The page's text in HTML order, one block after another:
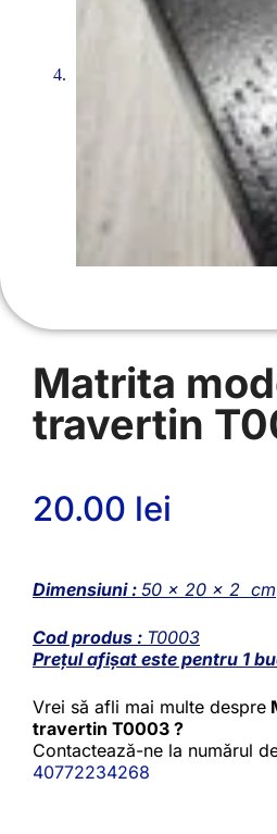
Matrita
travertin
20.00 lei
Dimensiuni : 50 x 20 x 2 cm
Cod produs : T0003
Prețul afișat este pentru 1
Vrei să afli mai multe despre
travertin T0003 ?
Contactează-ne la numărul
40772234268